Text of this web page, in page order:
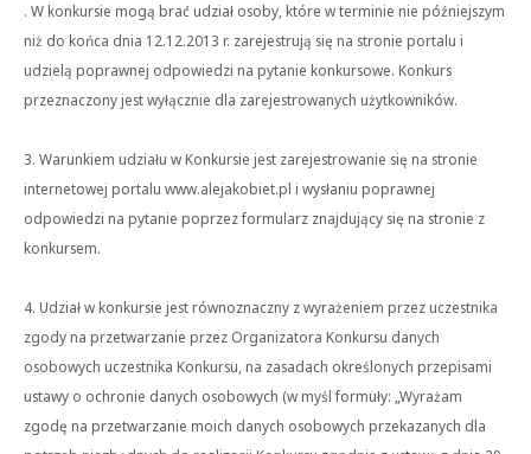
. W konkursie mogą brać udział osoby, które w terminie nie późniejszym
niż do końca dnia 12.12.2013 r. zarejestrują się na stronie portalu i
udzielą poprawnej odpowiedzi na pytanie konkursowe. Konkurs
przeznaczony jest wyłącznie dla zarejestrowanych użytkowników.
3. Warunkiem udziału w Konkursie jest zarejestrowanie się na stronie
internetowej portalu www.alejakobiet.pl i wysłaniu poprawnej
odpowiedzi na pytanie poprzez formularz znajdujący się na stronie z
konkursem.
4. Udział w konkursie jest równoznaczny z wyrażeniem przez uczestnika
zgody na przetwarzanie przez Organizatora Konkursu danych
osobowych uczestnika Konkursu, na zasadach określonych przepisami
ustawy o ochronie danych osobowych (w myśl formuły: „Wyrażam
zgodę na przetwarzanie moich danych osobowych przekazanych dla